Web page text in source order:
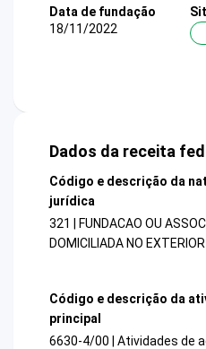
Data de fundação
18/11/2022
Dados da receita
Código e descrição da
jurídica
321 | FUNDACAO OU
DOMICILIADA NO EXTERIOR
Código e descrição da
principal
6630-4/00 | Atividades de